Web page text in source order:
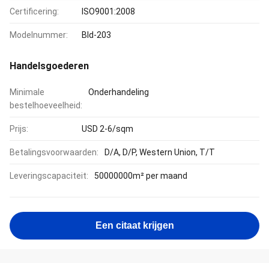
Certificering: ISO9001:2008
Modelnummer: Bld-203
Handelsgoederen
Minimale
bestelhoeveelheid:
Onderhandeling
Prijs: USD 2-6/sqm
Betalingsvoorwaarden: D/A, D/P, Western Union, T/T
Leveringscapaciteit: 50000000m² per maand
Een citaat krijgen